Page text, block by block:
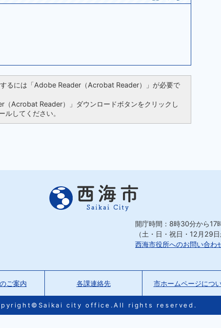
るには「Adobe Reader（Acrobat Reader）」が必要で
Acrobat Reader）」ダウンロードボタンをクリックし
してください。
開庁時間：8時30分から17
（土・日・祝日・12月29
西海市役所へのお問い合わ
ご案内 各課連絡先 市ホームページにつ
city office.All rights reserved.